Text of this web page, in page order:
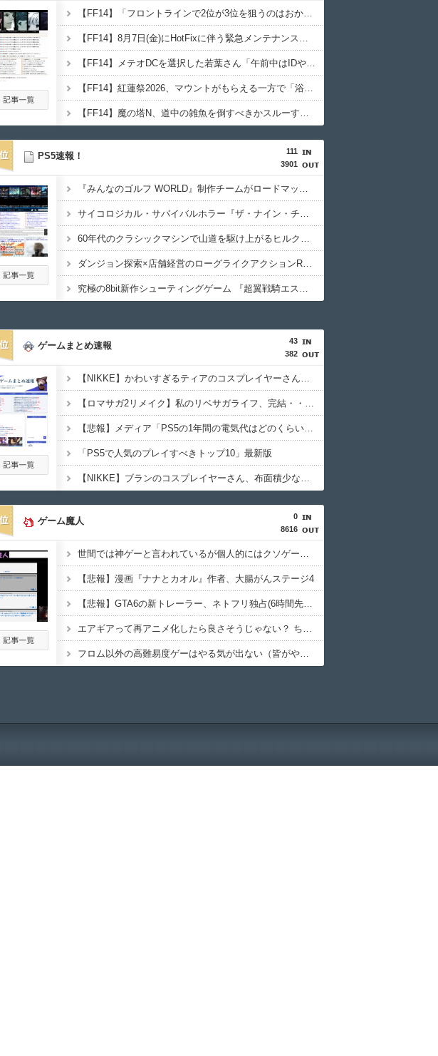
【FF14】「フロントラインで2位が3位を狙うのはおかしいから1位攻撃するメリットつけるべき」
【FF14】8月7日(金)にHotFixに伴う緊急メンテナンス作業を実施！
【FF14】メテオDCを選択した若葉さん「午前中はIDやルレが全然マッチしない…」→DCトラベルやリージョン内フリーマッチ化で気にならなくなるぞ！
【FF14】紅蓮祭2026、マウントがもらえる一方で「浴衣や水着が欲しかった」の声も
【FF14】魔の塔N、道中の雑魚を倒すべきかスルーすべきか
111
3901
PS5速報！
『みんなのゴルフ WORLD』制作チームがロードマップ公開、無料の新規コース・新キャラ追加も検討中。※ユーザーアンケートも実施中（~8/19）PSStoreではセール中
サイコロジカル・サバイバルホラー『ザ・ナイン・チャーネル ー第九納骨室ー』PS5版が8/6本日発売─物音ひとつが“死”を招く極限の緊張感と、謎に包まれたディストピアでのサバイバル
60年代のクラシックマシンで山道を駆け上がるヒルクライムレース『Classic Racers Elite』PS5パッケージ版が8/6本日リリース。クロスプラットフォーム対応の世界ランキングも
ダンジョン探索×店舗経営のローグライクアクションRPG続編『Moonlighter 2: The Endless Vault』9/2発売決定、PSStoreで体験版も配信中
究極の8bit新作シューティングゲーム 『超翼戦騎エスティーク』8/6本日リリース
43
382
ゲームまとめ速報
【NIKKE】かわいすぎるティアのコスプレイヤーさん、見つかるｗｗｗｗｗ【画像】
【ロマサガ2リメイク】私のリベサガライフ、完結・・・！
【悲報】メディア「PS5の1年間の電気代はどのくらい？ 待機電力には注意すべき？」
「PS5で人気のプレイすべきトップ10」最新版
【NIKKE】ブランのコスプレイヤーさん、布面積少なすぎん？///
0
8616
ゲーム魔人
世間では神ゲーと言われているが個人的にはクソゲーだと思うゲーム挙げてけ
【悲報】漫画『ナナとカオル』作者、大腸がんステージ4
【悲報】GTA6の新トレーラー、ネトフリ独占(6時間先行)ｗｗｗ
エアギアって再アニメ化したら良さそうじゃない？ ちゃんと●●さとか大暮のセンスを忠実に再現して
フロム以外の高難易度ゲーはやる気が出ない（皆がやってるゲームじゃないと達成感がない）←この考えが共感多数にｗｗ